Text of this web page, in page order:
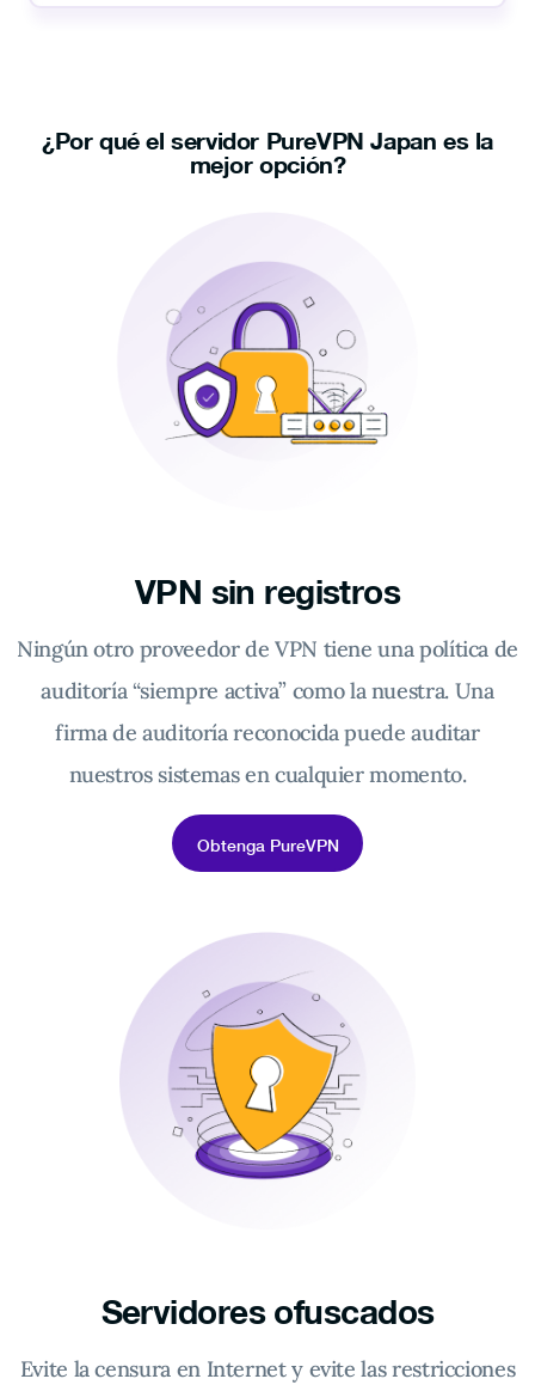
¿Por qué el servidor PureVPN Japan es la
mejor opción?
VPN sin registros
Ningún otro proveedor de VPN tiene una política de
auditoría “siempre activa” como la nuestra. Una
firma de auditoría reconocida puede auditar
nuestros sistemas en cualquier momento.
Obtenga PureVPN
Servidores ofuscados
Evite la censura en Internet y evite las restricciones